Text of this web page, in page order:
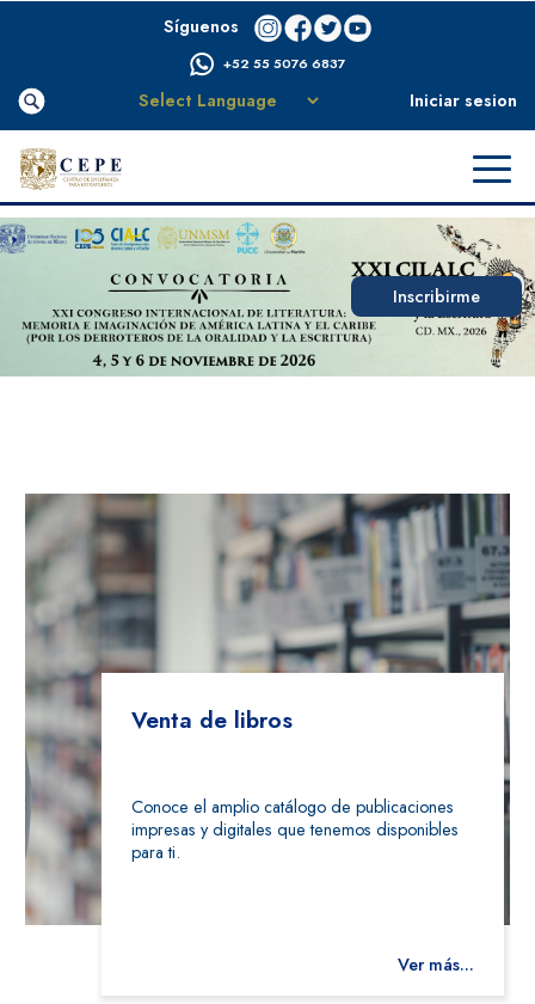
Síguenos
+52 55 5076 6837
Iniciar sesion
Inscribirme
Venta de libros
Conoce el amplio catálogo de publicaciones
impresas y digitales que tenemos disponibles
para ti.
Ver más...